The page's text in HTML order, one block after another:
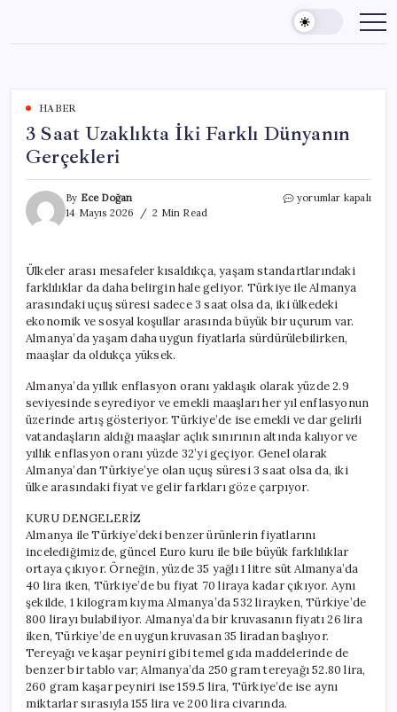
content
HABER
3 Saat Uzaklıkta İki Farklı Dünyanın
Gerçekleri
By Ece Doğan
14 Mayıs 2026
2 Min Read
3
Dünyanın
Gerçekleri
için
yorumlar kapalı
Ülkeler arası mesafeler kısaldıkça, yaşam standartlarındaki
farklılıklar da daha belirgin hale geliyor. Türkiye ile Almanya
arasındaki uçuş süresi sadece 3 saat olsa da, iki ülkedeki
ekonomik ve sosyal koşullar arasında büyük bir uçurum var.
Almanya’da yaşam daha uygun fiyatlarla sürdürülebilirken,
maaşlar da oldukça yüksek.
Almanya’da yıllık enflasyon oranı yaklaşık olarak yüzde 2.9
seviyesinde seyrediyor ve emekli maaşları her yıl enflasyonun
üzerinde artış gösteriyor. Türkiye’de ise emekli ve dar gelirli
vatandaşların aldığı maaşlar açlık sınırının altında kalıyor ve
yıllık enflasyon oranı yüzde 32’yi geçiyor. Genel olarak
Almanya’dan Türkiye’ye olan uçuş süresi 3 saat olsa da, iki
ülke arasındaki fiyat ve gelir farkları göze çarpıyor.
KURU DENGELERİZ
Almanya ile Türkiye’deki benzer ürünlerin fiyatlarını
incelediğimizde, güncel Euro kuru ile bile büyük farklılıklar
ortaya çıkıyor. Örneğin, yüzde 35 yağlı 1 litre süt Almanya’da
40 lira iken, Türkiye’de bu fiyat 70 liraya kadar çıkıyor. Aynı
şekilde, 1 kilogram kıyma Almanya’da 532 lirayken, Türkiye’de
800 lirayı bulabiliyor. Almanya’da bir kruvasanın fiyatı 26 lira
iken, Türkiye’de en uygun kruvasan 35 liradan başlıyor.
Tereyağı ve kaşar peyniri gibi temel gıda maddelerinde de
benzer bir tablo var; Almanya’da 250 gram tereyağı 52.80 lira,
260 gram kaşar peyniri ise 159.5 lira, Türkiye’de ise aynı
miktarlar sırasıyla 155 lira ve 200 lira civarında.